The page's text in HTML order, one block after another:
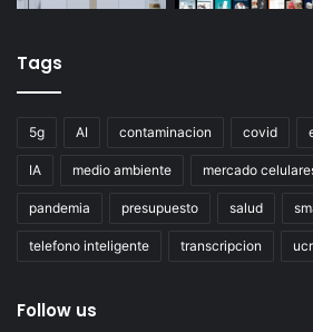
Tags
5g AI contaminacion covid
IA medio ambiente mercado
pandemia presupuesto salud
telefono inteligente transcripcion
Follow us